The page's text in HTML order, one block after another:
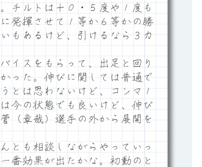
チルトは＋０・５度や１度も
発揮させて１等か６等かの勝
もあるけど、引けるなら３カ
イスをもらって、出足と回り
った。伸びに関しては普通で
とは思わないけど、コンマ１
今の状態でも良いけど、伸び
（章哉）選手の外から展開を
とも相談しながらやっていっ
番効果が出たかな。初動のと